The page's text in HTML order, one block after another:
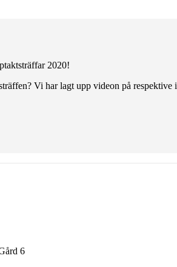
2020!
Vi har lagt upp videon på respektive
6